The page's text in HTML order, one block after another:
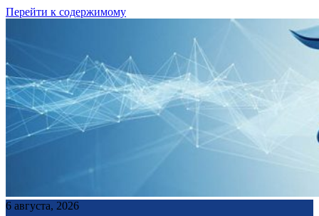
Перейти к содержимому
6 августа, 2026